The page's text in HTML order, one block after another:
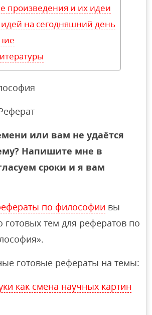
произведения и их идеи
на сегодняшний день
или вам не удаётся
Напишите мне в
сроки и я вам
по философии вы
готовых тем для рефератов по
готовые рефераты на темы:
как смена научных картин